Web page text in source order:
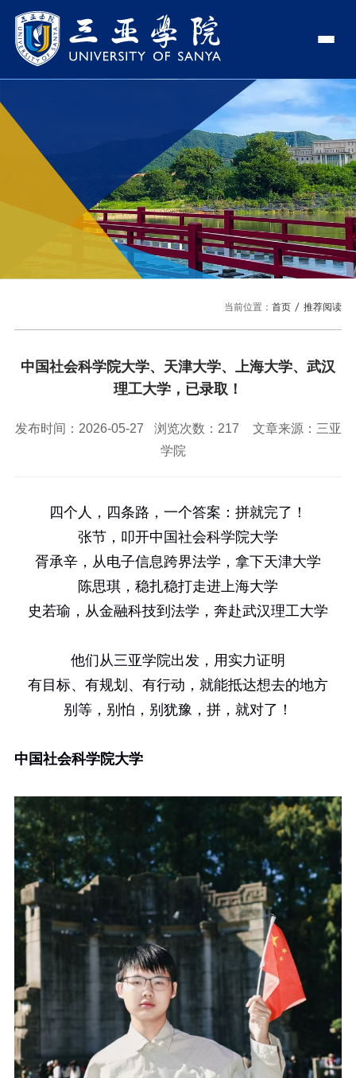
学校领导
理事长
党委书记、政府督导专员
学校简介
走近理事长
学校机构
校园风景
学院与部门
社会治理学院
艺术创意与数字设计学院
文学院
旅游与大健康学院
信息与智能工程学院
马克思主义学院
新闻中心
传媒视点
USY媒体
USY印象
三亚学院公共外交研究中心
招生信息
就业服务
图书馆
教务管理系统 办公OA系统
人才招聘
信息公开
English
当前位置： 首页 推荐阅读
中国社会科学院大学、天津大学、上海大学、武汉
理工大学，已录取！
发布时间：2026-05-27 浏览次数： 217
文章来源：三亚
学院
四个人，四条路，一个答案：拼就完了！
张节，叩开中国社会科学院大学
胥承辛，从电子信息跨界法学，拿下天津大学
陈思琪，稳扎稳打走进上海大学
史若瑜，从金融科技到法学，奔赴武汉理工大学
他们从三亚学院出发，用实力证明
有目标、有规划、有行动，就能抵达想去的地方
别等，别怕，别犹豫，拼，就对了！
中国社会科学院大学